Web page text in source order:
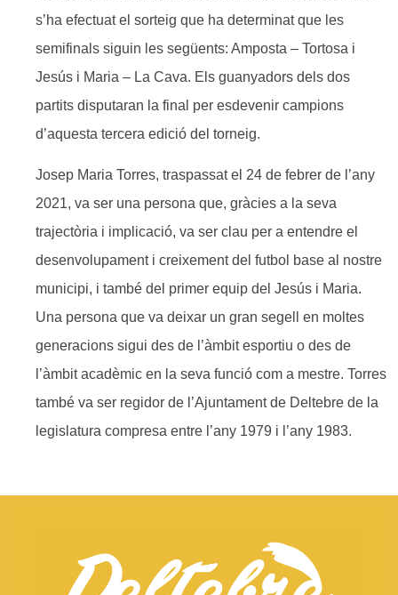
s’ha efectuat el sorteig que ha determinat que les
semifinals siguin les següents: Amposta – Tortosa i
Jesús i Maria – La Cava. Els guanyadors dels dos
partits disputaran la final per esdevenir campions
d’aquesta tercera edició del torneig.
Josep Maria Torres, traspassat el 24 de febrer de l’any
2021, va ser una persona que, gràcies a la seva
trajectòria i implicació, va ser clau per a entendre el
desenvolupament i creixement del futbol base al nostre
municipi, i també del primer equip del Jesús i Maria.
Una persona que va deixar un gran segell en moltes
generacions sigui des de l’àmbit esportiu o des de
l’àmbit acadèmic en la seva funció com a mestre. Torres
també va ser regidor de l’Ajuntament de Deltebre de la
legislatura compresa entre l’any 1979 i l’any 1983.